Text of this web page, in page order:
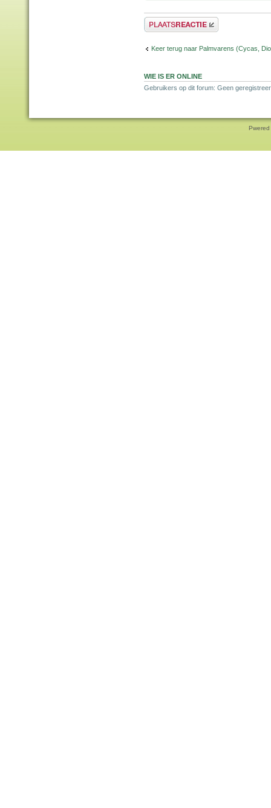
Plaats een reactie
Keer terug naar Palmvarens (Cycas,
WIE IS ER ONLINE
Gebruikers op dit forum: Geen